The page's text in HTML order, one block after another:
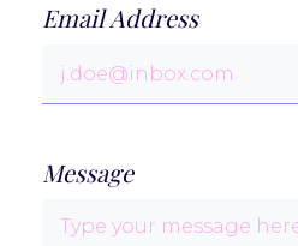
Email Address
Message